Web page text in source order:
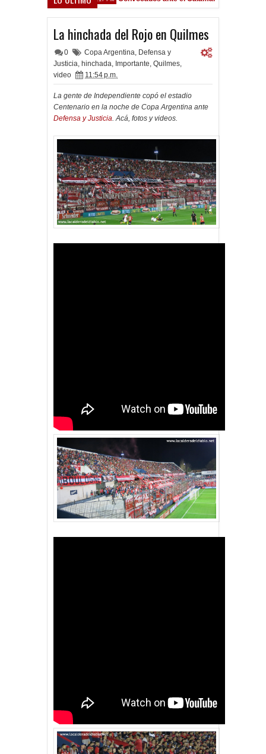
La hinchada del Rojo en Quilmes
0 Copa Argentina, Defensa y
Justicia, hinchada, Importante, Quilmes,
video
11:54 p.m.
La gente de Independiente copó el estadio
Centenario en la noche de Copa Argentina ante
Defensa y Justicia. Acá, fotos y videos.